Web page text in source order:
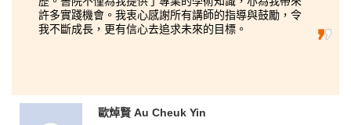
許多實踐機會。我衷心感謝所有講師的指導與鼓勵，令
我不斷成長，更有信心去追求未來的目標。
歐焯賢 Au Cheuk Yin